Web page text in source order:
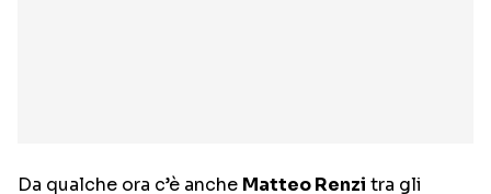
Da qualche ora c’è anche Matteo Renzi tra gli